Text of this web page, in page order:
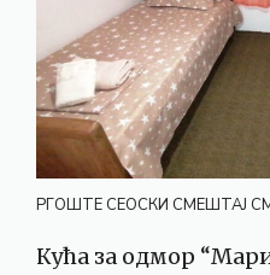
РГОШТЕ СЕОСКИ СМЕШТАЈ
Кућа за одмор